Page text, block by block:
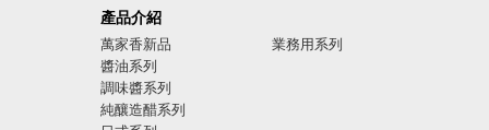
廣告影音
產品介紹
萬家香新品
醬油系列
調味醬系列
純釀造醋系列
業務用系列